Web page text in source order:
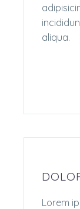
aliqua.
Lorem